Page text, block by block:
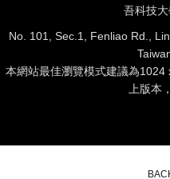
吾科技
No. 101, Sec.1, Fenliao Rd.,
本網站最佳瀏覽模式建議為
上版本